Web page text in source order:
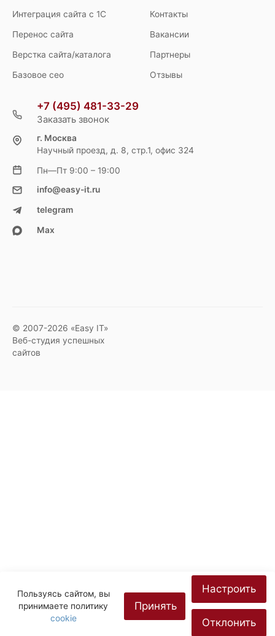
Интеграция сайта с 1С
Перенос сайта
Верстка сайта/каталога
Базовое сео
Контакты
Вакансии
Партнеры
Отзывы
+7 (495) 481-33-29
Заказать звонок
г. Москва
Научный проезд, д. 8, стр.1, офис 324
Пн—Пт 9:00 – 19:00
info@easy-it.ru
telegram
Max
© 2007-2026 «Easy IT»
Веб-студия успешных
сайтов
Пользуясь сайтом, вы
принимаете политику
cookie
Принять
Настроить
Отклонить